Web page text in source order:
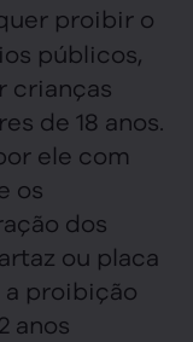
proibir o
públicos,
crianças
de 18 anos.
ele com
os
dos
ou placa
proibição
anos